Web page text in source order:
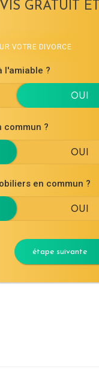
GRATUIT ET
VOTRE DIVORCE
l'amiable ?
commun ?
en commun ?
étape suivante